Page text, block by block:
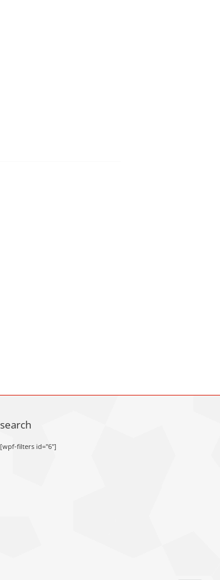
search
[wpf-filters id="6"]